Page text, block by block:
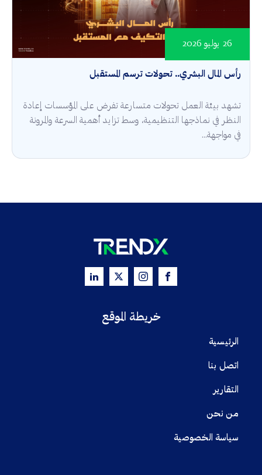
رأس المال البشري.. تحولات ترسم المستقبل
26 يوليو 2026
تشهد بيئة العمل تحولات متسارعة تفرض على المؤسسات إعادة
النظر في نماذجها التنظيمية، وسط تزايد أهمية السرعة والمرونة
في مواجهة...
خريطة الموقع
الرئيسية
اتصل بنا
التقارير
من نحن
سياسة الخصوصية